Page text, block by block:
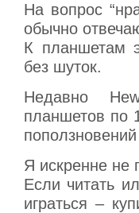
На вопрос
обычно
К планшетам
без шуток.
Недавно
планшетов по
Я искренне не
Если читать
играться –